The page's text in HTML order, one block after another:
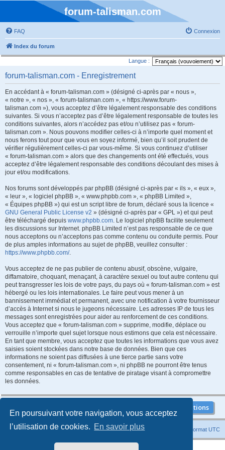
En poursuivant votre navigation, vous acceptez
l’utilisation de cookies. En savoir plus
forum-talisman.com
FAQ Connexion
Index du forum
Langue :
forum-talisman.com - Enregistrement
En accédant à « forum-talisman.com » (désigné ci-après par « nous »,
« notre », « nos », « forum-talisman.com », « https://www.forum-
talisman.com »), vous acceptez d’être légalement responsable des conditions
suivantes. Si vous n’acceptez pas d’être légalement responsable de toutes les
conditions suivantes, alors n’accédez pas et/ou n’utilisez pas « forum-
talisman.com ». Nous pouvons modifier celles-ci à n’importe quel moment et
nous ferons tout pour que vous en soyez informé, bien qu’il soit prudent de
vérifier régulièrement celles-ci par vous-même. Si vous continuez d’utiliser
« forum-talisman.com » alors que des changements ont été effectués, vous
acceptez d’être légalement responsable des conditions découlant des mises à
jour et/ou modifications.
Nos forums sont développés par phpBB (désigné ci-après par « ils », « eux »,
« leur », « logiciel phpBB », « www.phpbb.com », « phpBB Limited »,
« Équipes phpBB ») qui est un script libre de forum, déclaré sous la licence «
GNU General Public License v2 » (désigné ci-après par « GPL ») et qui peut
être téléchargé depuis www.phpbb.com. Le logiciel phpBB facilite seulement
les discussions sur Internet. phpBB Limited n’est pas responsable de ce que
nous acceptons ou n’acceptons pas comme contenu ou conduite permis. Pour
de plus amples informations au sujet de phpBB, veuillez consulter :
https://www.phpbb.com/.
Vous acceptez de ne pas publier de contenu abusif, obscène, vulgaire,
diffamatoire, choquant, menaçant, à caractère sexuel ou tout autre contenu qui
peut transgresser les lois de votre pays, du pays où « forum-talisman.com » est
hébergé ou les lois internationales. Le faire peut vous mener à un
bannissement immédiat et permanent, avec une notification à votre fournisseur
d’accès à Internet si nous le jugeons nécessaire. Les adresses IP de tous les
messages sont enregistrées pour aider au renforcement de ces conditions.
Vous acceptez que « forum-talisman.com » supprime, modifie, déplace ou
verrouille n’importe quel sujet lorsque nous estimons que cela est nécessaire.
En tant que membre, vous acceptez que toutes les informations que vous avez
saisies soient stockées dans notre base de données. Bien que ces
informations ne soient pas diffusées à une tierce partie sans votre
consentement, ni « forum-talisman.com », ni phpBB ne pourront être tenus
comme responsables en cas de tentative de piratage visant à compromettre
les données.
Index du forum Heures au format UTC